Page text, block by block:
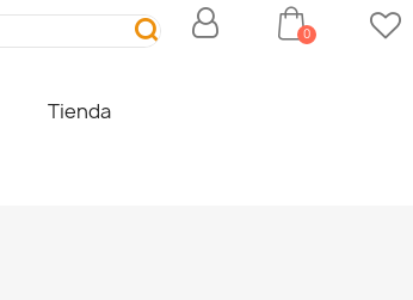
Tienda